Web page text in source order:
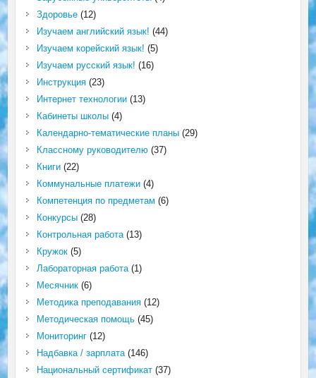
Здоровье(12)
Изучаем английский язык! (44)
Изучаем корейский язык! (5)
Изучаем русский язык! (16)
Инструкция(23)
Интернет технологии(13)
Кабинеты школы(4)
Календарно-тематические планы(29)
Классному руководителю(37)
Книги(22)
Коммунальные платежи(4)
Компетенция по предметам (6)
Конкурсы(28)
Контрольная работа(13)
Кружок(5)
Лабораторная работа(1)
Месячник(6)
Методика преподавания(12)
Методическая помощь(45)
Мониторинг(12)
Надбавка / зарплата(146)
Национальный сертификат(37)